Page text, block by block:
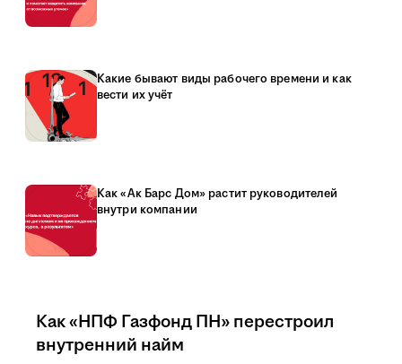
Какие бывают виды рабочего времени и как
вести их учёт
Как «Ак Барс Дом» растит руководителей
внутри компании
Как «НПФ Газфонд ПН» перестроил
внутренний найм